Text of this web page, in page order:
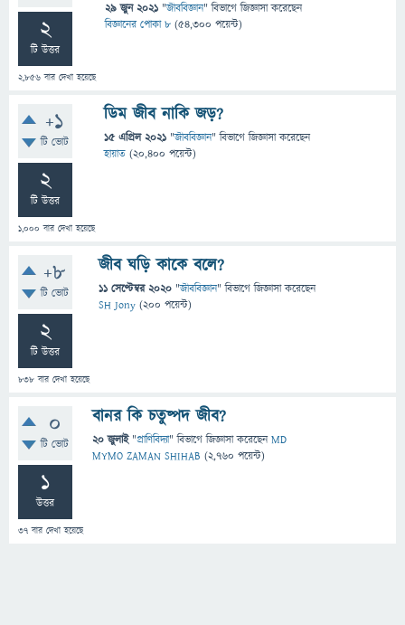
2
টি উত্তর
2,856 বার দেখা হয়েছে
29 জুন 2021 "জীববিজ্ঞান" বিভাগে জিজ্ঞাসাকরেছেন
বিজ্ঞানের পোকা ৮ (54,300 পয়েন্ট)
+1
টি ভোট
2
টি উত্তর
1,000 বার দেখা হয়েছে
ডিম জীব নাকি জড়?
15 এপ্রিল 2021 "জীববিজ্ঞান" বিভাগে জিজ্ঞাসাকরেছেন
হায়াত (20,400 পয়েন্ট)
+8
টি ভোট
2
টি উত্তর
838 বার দেখা হয়েছে
জীব ঘড়ি কাকে বলে?
11 সেপ্টেম্বর 2020 "জীববিজ্ঞান" বিভাগে জিজ্ঞাসাকরেছেন
SH Jony (200 পয়েন্ট)
0
টি ভোট
1
উত্তর
37 বার দেখা হয়েছে
বানর কি চতুষ্পদ জীব?
20 জুলাই "প্রাণিবিদ্যা" বিভাগে জিজ্ঞাসাকরেছেনMD
MYMO ZAMAN SHIHAB (2,760 পয়েন্ট)